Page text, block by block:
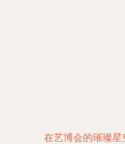
在艺博会的璀璨